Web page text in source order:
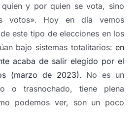
y por quien se vota, sino
votos». Hoy en día vemos
este tipo de elecciones en los
bajo sistemas totalitarios:en
acaba de salir elegido por el
(marzo de 2023). No es un
o trasnochado, tiene plena
podemos ver, son un poco